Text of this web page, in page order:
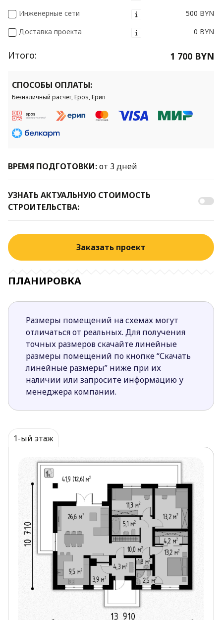
Инженерные сети
500 BYN
Доставка проекта
0 BYN
Итого: 1 700 BYN
СПОСОБЫ ОПЛАТЫ:
Безналичный расчет, Epos, Ерип
ВРЕМЯ ПОДГОТОВКИ:от 3 дней
УЗНАТЬ АКТУАЛЬНУЮ СТОИМОСТЬ
СТРОИТЕЛЬСТВА:
Заказать проект
ПЛАНИРОВКА
Размеры помещений на схемах могут
отличаться от реальных. Для получения
точных размеров скачайте линейные
размеры помещений по кнопке “Скачать
линейные размеры” ниже при их
наличии или запросите информацию у
менеджера компании.
1-ый этаж